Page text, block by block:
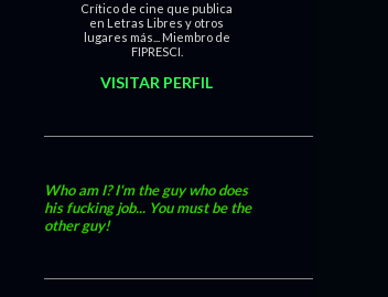
Crítico de cine que publica
en Letras Libres y otros
lugares más... Miembro de
FIPRESCI.
VISITAR PERFIL
Who am I? I'm the guy who does
his fucking job... You must be the
other guy!